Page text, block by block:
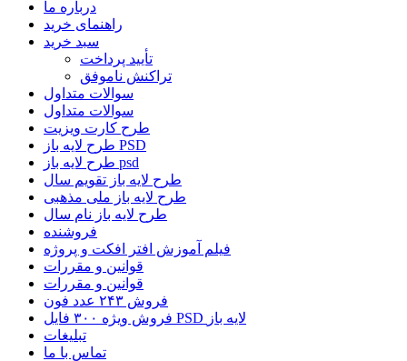
درباره ما
راهنمای خرید
سبد خرید
تأیید پرداخت
تراکنش ناموفق
سوالات متداول
سوالات متداول
طرح کارت ویزیت
طرح لایه باز PSD
طرح لایه باز psd
طرح لایه باز تقویم سال
طرح لایه باز ملی مذهبی
طرح لایه باز نام سال
فروشنده
فیلم آموزش افتر افکت و پروژه
قوانین و مقررات
قوانین و مقررات
فروش ۲۴۳ عدد فون
فروش ویژه ۳۰۰ فایل PSD لایه باز
تبلیغات
تماس با ما